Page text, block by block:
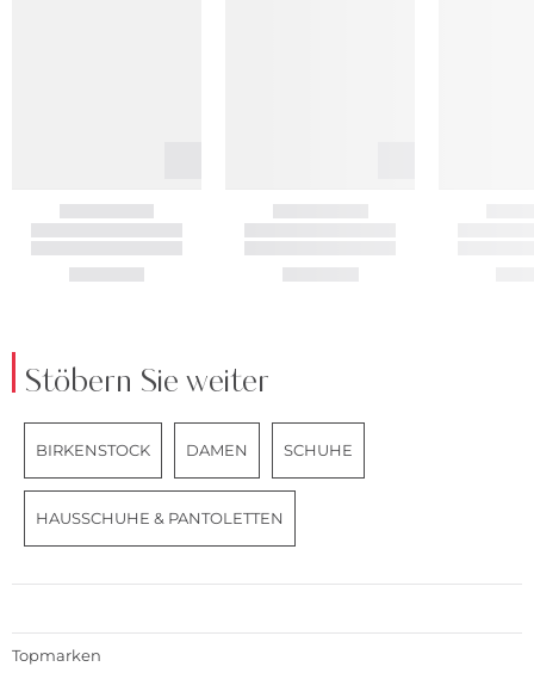
Stöbern Sie weiter
BIRKENSTOCK DAMEN SCHUHE
HAUSSCHUHE & PANTOLETTEN
Topmarken